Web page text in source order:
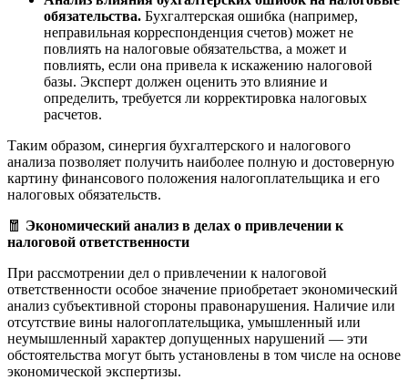
обязательства. Бухгалтерская ошибка (например,
неправильная корреспонденция счетов) может не
повлиять на налоговые обязательства, а может и
повлиять, если она привела к искажению налоговой
базы. Эксперт должен оценить это влияние и
определить, требуется ли корректировка налоговых
расчетов.
Таким образом, синергия бухгалтерского и налогового
анализа позволяет получить наиболее полную и достоверную
картину финансового положения налогоплательщика и его
налоговых обязательств.
🧧 Экономический анализ в делах о привлечении к
налоговой ответственности
При рассмотрении дел о привлечении к налоговой
ответственности особое значение приобретает экономический
анализ субъективной стороны правонарушения. Наличие или
отсутствие вины налогоплательщика, умышленный или
неумышленный характер допущенных нарушений — эти
обстоятельства могут быть установлены в том числе на основе
экономической экспертизы.